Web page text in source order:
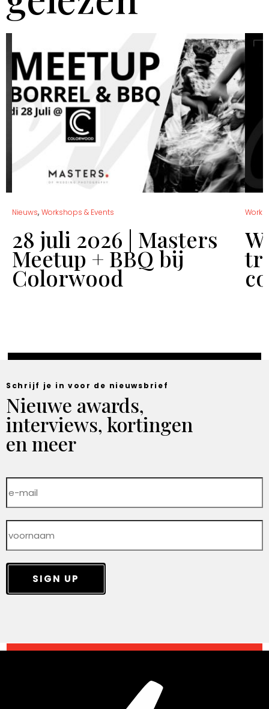
Nieuws, Workshops & Events
28 juli 2026 | Masters
Meetup + BBQ bij
Colorwood
Schrijf je in voor de nieuwsbrief
Nieuwe awards,
interviews, kortingen
en meer
SIGN UP